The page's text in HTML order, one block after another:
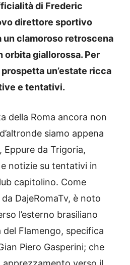
di Frederic
direttore sportivo
un clamoroso retroscena
orbita giallorossa. Per
prospetta un’estate ricca
e tentativi.
della Roma ancora non
siamo appena
Eppure da Trigoria,
notizie su tentativi in
capitolino. Come
DajeRomaTv, è noto
l’esterno brasiliano
Flamengo, specifica
Piero Gasperini; che